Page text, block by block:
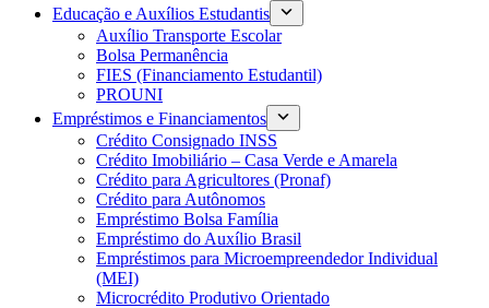
Educação e Auxílios Estudantis
Auxílio Transporte Escolar
Bolsa Permanência
FIES (Financiamento Estudantil)
PROUNI
Empréstimos e Financiamentos
Crédito Consignado INSS
Crédito Imobiliário – Casa Verde e Amarela
Crédito para Agricultores (Pronaf)
Crédito para Autônomos
Empréstimo Bolsa Família
Empréstimo do Auxílio Brasil
Empréstimos para Microempreendedor Individual
(MEI)
Microcrédito Produtivo Orientado